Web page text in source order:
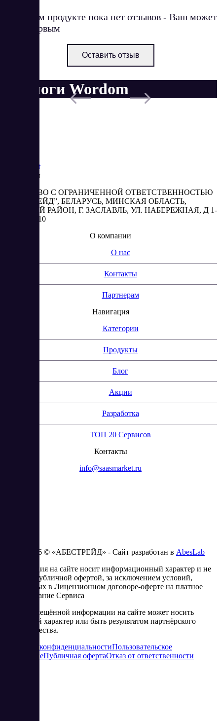
О данном продукте пока нет отзывов - Ваш может
стать первым
Оставить отзыв
Аналоги Wordom
Market
Реквизиты
ОБЩЕСТВО С ОГРАНИЧЕННОЙ ОТВЕТСТВЕННОСТЬЮ
“АБЕСТРЕЙД”, БЕЛАРУСЬ, МИНСКАЯ ОБЛАСТЬ,
МИНСКИЙ РАЙОН, Г. ЗАСЛАВЛЬ, УЛ. НАБЕРЕЖНАЯ, Д 1-
2, КОМ. 310
О компании
О нас
Контакты
Партнерам
Навигация
Категории
Продукты
Блог
Акции
Разработка
ТОП 20 Сервисов
Контакты
info@saasmarket.ru
2023 - 2026 © «АБЕСТРЕЙД» - Сайт разработан в AbesLab
Информация на сайте носит информационный характер и не
является публичной офертой, за исключением условий,
изложенных в Лицензионном договоре-оферте на платное
использование Сервиса
Часть размещённой информации на сайте может носить
рекламный характер или быть результатом партнёрского
сотрудничества.
Политика конфиденциальностиПользовательское
соглашениеПубличная офертаОтказ от ответственности